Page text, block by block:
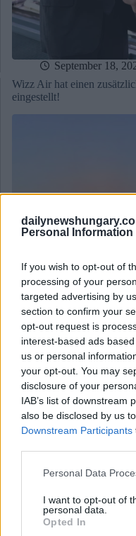
Personal Information
If you wish to opt-out of
processing of your
targeted advertising by
section to confirm your
opt-out request is
interest-based ads
us or personal
your opt-out. You may
disclosure of your
IAB’s list of downstream
also be disclosed by us
Downstream Participants
Please note that this
not limited to your visit
grant or deny consent to
use your data for below
Personal Data
I want to opt-out of
personal data.
Opted In
September 18,
Wizz Air hat einen
eingestellt!
September 11,
Budapests Verkehr soll
gestellt werden!